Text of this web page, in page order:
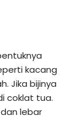
kacang
Jika bijinya
coklat tua.
lebar